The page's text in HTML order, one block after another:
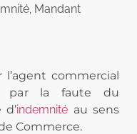
, Mandant
commercial
par la faute du
indemnité au sens
Commerce.